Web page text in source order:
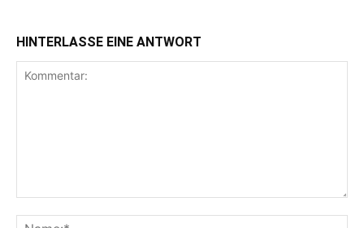
HINTERLASSE EINE ANTWORT